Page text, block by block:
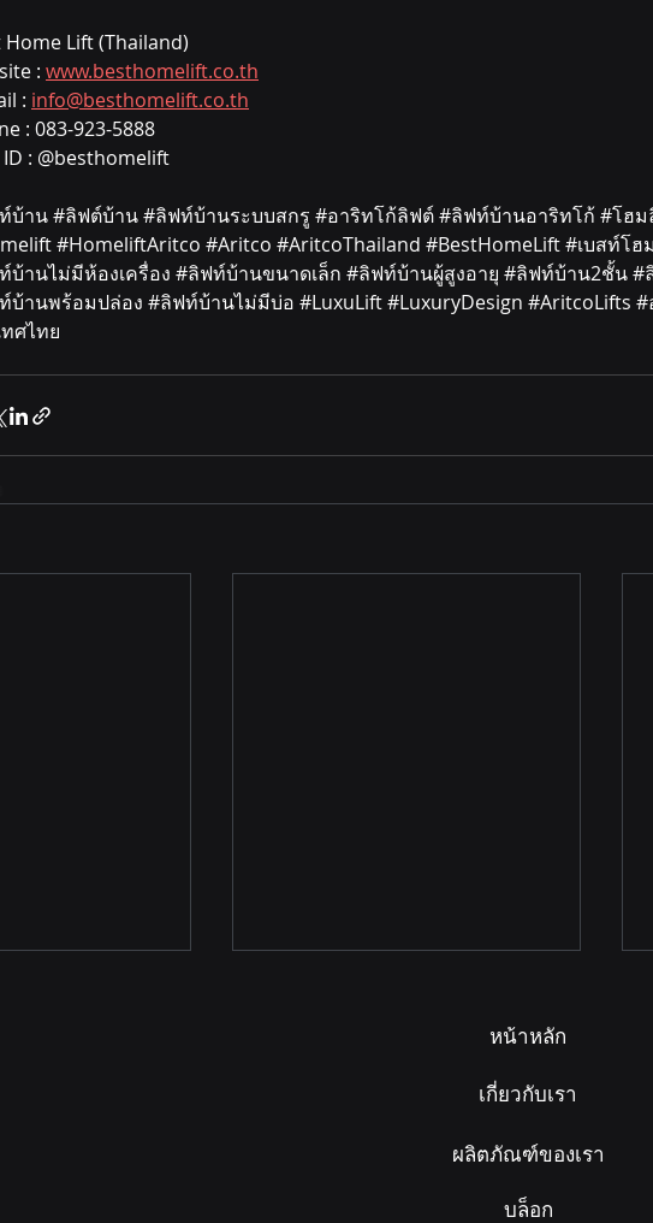
Home Lift (Thailand)
: www.besthomelift.co.th
: info@besthomelift.co.th
: 083-923-5888
ID : @besthomelift
บ้าน #ลิฟต์บ้าน #ลิฟท์บ้านระบบสกรู #อาริทโก้ลิฟต์ #ลิฟท์บ้านอาริทโก้ #โฮม
#HomeliftAritco #Aritco #AritcoThailand #BestHomeLift#เบสทโฮ
บ้านไม่มีห้องเครื่อง #ลิฟท์บ้านขนาดเล็ก #ลิฟท์บ้านผู้สูงอายุ #ลิฟท์บ้าน2ชั้น #
บ้านพร้อมปล่อง #ลิฟท์บ้านไม่มีบ่อ #LuxuLift#LuxuryDesign #AritcoLifts #
ศไทย
จากสวีเดน
ลิฟต์บ้าน Aritco เลือกติดตั้ง
หน้าหลัก
เกี่ยวกับเรา
ผลิตภัณฑ์ของเรา
บล็อก